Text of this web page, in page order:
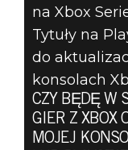
na Xbox
Tytuły na
do
konsolach
CZY BĘDĘ W
GIER Z XBOX
MOJEJ